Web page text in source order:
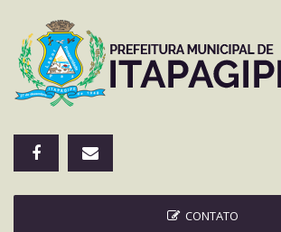
CONTATO